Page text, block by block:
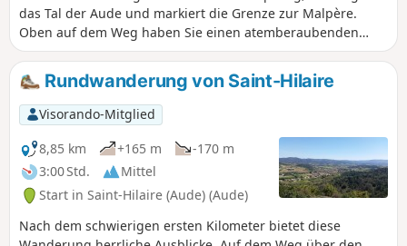
das Tal der Aude und markiert die Grenze zur Malpère.
Oben auf dem Weg haben Sie einen atemberaubenden
Blick über das Razès bis zu den Pyrenäen und der
Montagne Noire. Sie wandern im Unterholz durch das
Relief der Malpère. Der Weg ist sehr gut markiert: gelbe
Markierungen und Eichhörnchen-Zeichnungen.
Rundwanderung von Saint-Hilaire
Visorando-Mitglied
8,85 km
+165 m
-170 m
3:00 Std.
Mittel
Start in Saint-Hilaire (Aude) (Aude)
Nach dem schwierigen ersten Kilometer bietet diese